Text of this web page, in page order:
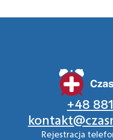
+48
Rejestracja